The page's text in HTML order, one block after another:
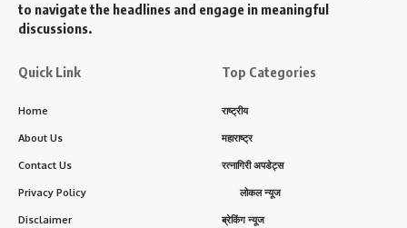
to navigate the headlines and engage in meaningful
discussions.
Quick Link
Home
About Us
Contact Us
Privacy Policy
Disclaimer
Top Categories
राष्ट्रीय
महाराष्ट्र
रत्नागिरी अपडेट्स
लोकल न्यूज
ब्रेकिंग न्यूज